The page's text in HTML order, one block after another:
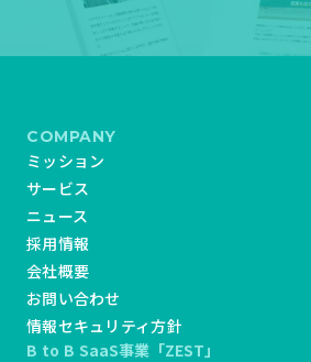
COMPANY
ミッション
サービス
ニュース
採用情報
会社概要
お問い合わせ
情報セキュリティ方針
B to B SaaS事業「ZEST」